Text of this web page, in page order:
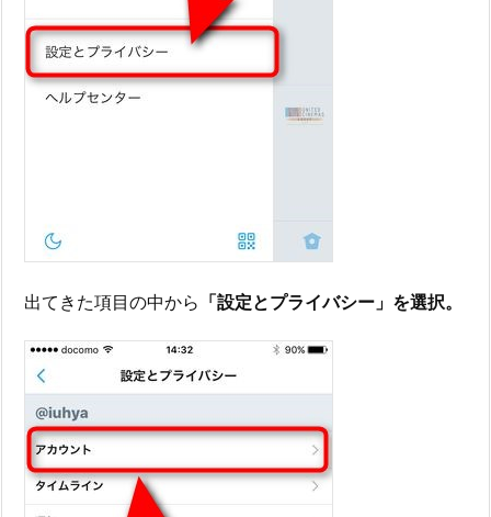
出てきた項目の中から 「設定とプライバシー」を選択。